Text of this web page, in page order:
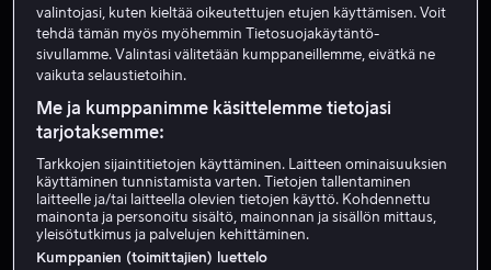
Eddington
6.6 Komedia Jännitys 2025
2 h 22 min
UHD
Vuokraa 4,99 €
Osta 8,99 €
valintojasi, kuten kieltää oikeutettujen etujen käyttämisen. Voit
tehdä tämän myös myöhemmin Tietosuojakäytäntö-
sivullamme. Valintasi välitetään kumppaneillemme, eivätkä ne
vaikuta selaustietoihin.
Me ja kumppanimme käsittelemme tietojasi
tarjotaksemme:
Tarkkojen sijaintitietojen käyttäminen. Laitteen ominaisuuksien
käyttäminen tunnistamista varten. Tietojen tallentaminen
laitteelle ja/tai laitteella olevien tietojen käyttö. Kohdennettu
mainonta ja personoitu sisältö, mainonnan ja sisällön mittaus,
yleisötutkimus ja palvelujen kehittäminen.
Kumppanien (toimittajien) luettelo